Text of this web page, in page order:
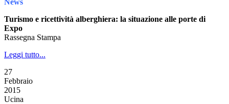
News
Turismo e ricettività alberghiera: la situazione alle porte di
Expo
Rassegna Stampa
Leggi tutto...
27
Febbraio
2015
Ucina